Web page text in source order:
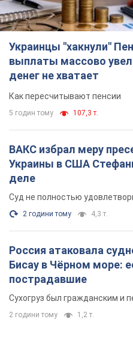
Украины в США
деле
Суд не полностью
2 години тому 4,3 т.
Россия атаковала
Бисау в Чёрном море:
2 години тому 1,2 т.